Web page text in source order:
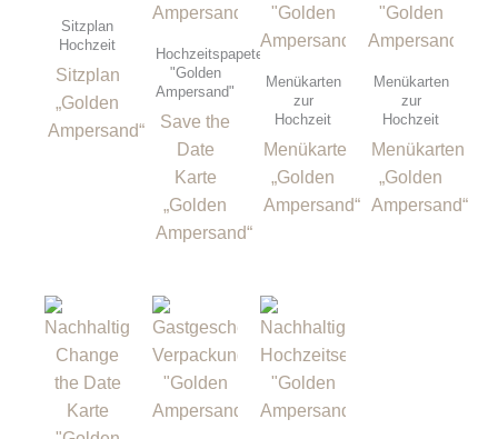
Sitzplan
Hochzeit
Sitzplan
„Golden
Ampersand“
Hochzeitspapeterie
"Golden
Ampersand"
Save the
Date
Karte
„Golden
Ampersand“
Menükarten
zur
Hochzeit
Menükarte
„Golden
Ampersand“
Menükarten
zur
Hochzeit
Menükarten
„Golden
Ampersand“